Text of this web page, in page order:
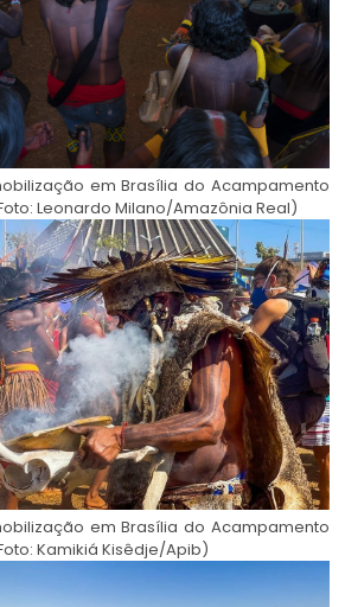
em Brasília do Acampamento
Leonardo Milano/Amazônia Real)
em Brasília do Acampamento
Kamikiá Kisêdje/Apib)